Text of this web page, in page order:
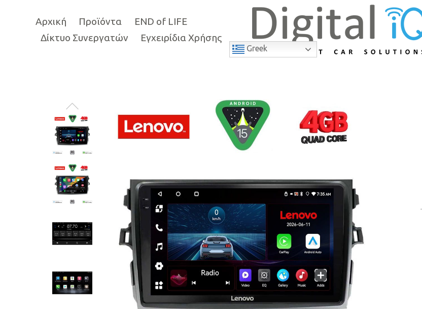
Αρχική Προϊόντα
END of LIFE
Δίκτυο Συνεργατών
Εγχειρίδια Χρήσης
Greek
9% Έκπτωση